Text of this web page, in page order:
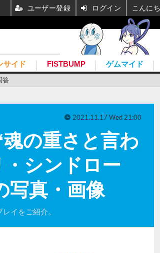
答
サイド FISTBUMP ゲムマイド
の重さと言わ
シンドロー
写真・画像
イをご紹介。
2021.11.17 Wed 21:00
ユーザー登録 ログイン こんに